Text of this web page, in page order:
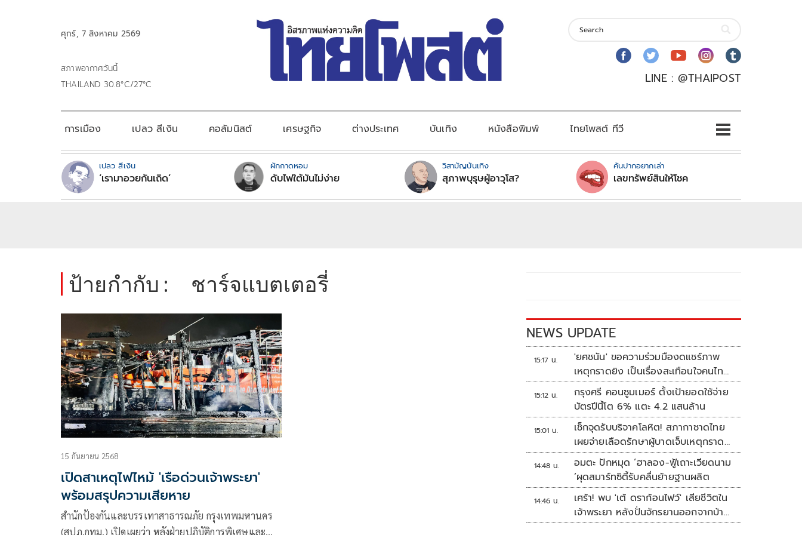
ศุกร์, 7 สิงหาคม 2569
สภาพอากาศวันนี้
THAILAND 30.8°C/27°C
LINE : @THAIPOST
การเมือง เปลว สีเงิน คอลัมนิสต์ เศรษฐกิจ ต่างประเทศ บันเทิง หนังสือพิมพ์ ไทยโพสต์ ทีวี
เปลว สีเงิน
‘เรามาอวยกันเถิด’
ผักกาดหอม
ดับไฟใต้มันไม่ง่าย
วิสามัญบันเทิง
สุภาพบุรุษผู้อาวุโส?
คันปากอยากเล่า
เลขทรัพย์สินให้โชค
ป้ายกำกับ : ชาร์จแบตเตอรี่
15 กันยายน 2568
เปิดสาเหตุไฟไหม้ 'เรือด่วนเจ้าพระยา'
พร้อมสรุปความเสียหาย
สำนักป้องกันและบรรเทาสาธารณภัย กรุงเทพมหานคร
(สปภ.กทม.) เปิดเผยว่า หลังฝ่ายปฏิบัติการพิเศษและ
NEWS UPDATE
15:17 น.
'ยศชนัน' ขอความร่วมมืองดแชร์ภาพ
เหตุกราดยิง เป็นเรื่องสะเทือนใจคนไทย
ทั้งประเทศ
15:12 น.
กรุงศรี คอนซูมเมอร์ ตั้งเป้ายอดใช้จ่าย
บัตรปีนี้โต 6% แตะ 4.2 แสนล้าน
15:01 น.
เช็กจุดรับบริจาคโลหิต! สภากาชาดไทย
เผยจ่ายเลือดรักษาผู้บาดเจ็บเหตุกราด
ยิงแล้ว 148 ยูนิต
14:48 น.
อมตะ ปักหมุด ‘ฮาลอง-ฟู้เถาะเวียดนาม
’ผุดสมาร์ทซิตี้รับคลื่นย้ายฐานผลิต
14:46 น.
เศร้า! พบ 'เต้ ดราก้อนไฟว์' เสียชีวิตใน
เจ้าพระยา หลังปั่นจักรยานออกจากบ้าน
ตี 4